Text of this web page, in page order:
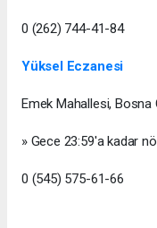
0 (262) 744-41-84
Yüksel Eczanesi
Emek Mahallesi, Bosna
» Gece 23:59'a kadar
0 (545) 575-61-66